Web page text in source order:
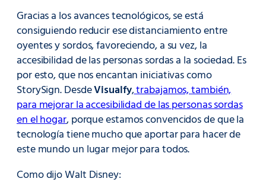
Gracias a los avances tecnológicos, se está
consiguiendo reducir ese distanciamiento entre
oyentes y sordos, favoreciendo, a su vez, la
accesibilidad de las personas sordas a la sociedad. Es
por esto, que nos encantan iniciativas como
StorySign. DesdeVisualfy,trabajamos, también,
para mejorar la accesibilidad de las personas sordas
en el hogar, porque estamos convencidos de que la
tecnología tiene mucho que aportar para hacer de
este mundo un lugar mejor para todos.
Como dijo Walt Disney: